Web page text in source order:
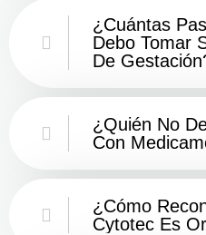
¿Cuántas
Debo Tomar
De
¿Quién No
Con
¿Cómo
Cytotec Es